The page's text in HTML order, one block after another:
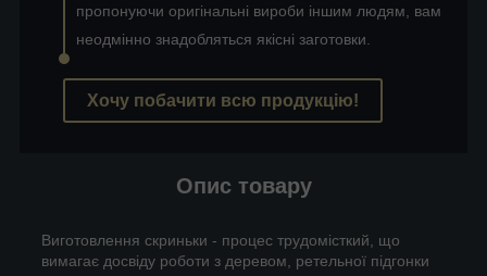
пропонуючи оригінальні вироби іншим людям, вам
неодмінно знадобляться якісні заготовки.
Хочу побачити всю продукцію!
Опис товару
Виготовлення скриньки - процес трудомісткий, що
вимагає досвіду роботи з деревом, ретельної підгонки